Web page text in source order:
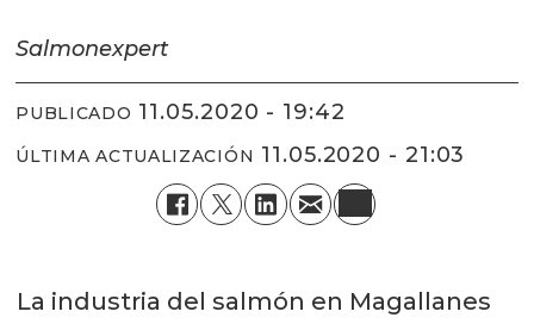
Salmonexpert
PUBLICADO 11.05.2020 - 19:42
ÚLTIMA ACTUALIZACIÓN 11.05.2020 - 21:03
La industria del salmón en Magallanes